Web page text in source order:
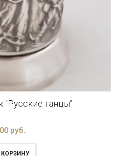
"Русские танцы"
руб.
КОРЗИНУ